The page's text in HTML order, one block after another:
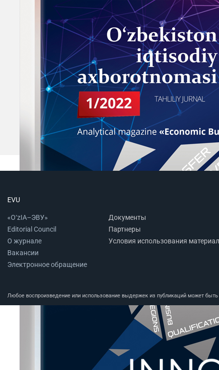
EVU
«O‘zIA–ЭВУ»
Editorial Council
О журнале
Вакансии
Электронное обращение
Документы
Партнеры
Условия использования
Любое воспроизведение или использование выдержек из публикаций может